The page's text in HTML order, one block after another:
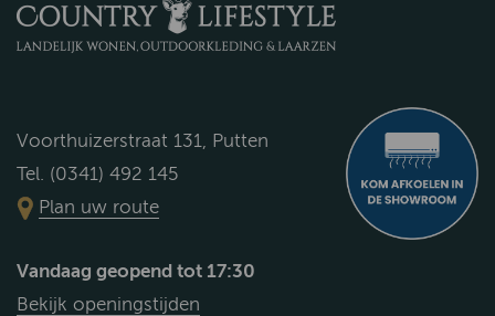
Voorthuizerstraat 131, Putten
Tel. (0341) 492 145
Plan uw route
Vandaag geopend tot 17:30
Bekijk openingstijden